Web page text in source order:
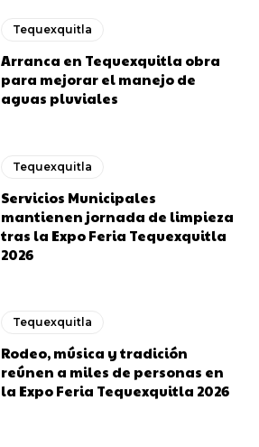
Tequexquitla
Arranca en Tequexquitla obra
para mejorar el manejo de
aguas pluviales
Tequexquitla
Servicios Municipales
mantienen jornada de limpieza
tras la Expo Feria Tequexquitla
2026
Tequexquitla
Rodeo, música y tradición
reúnen a miles de personas en
la Expo Feria Tequexquitla 2026